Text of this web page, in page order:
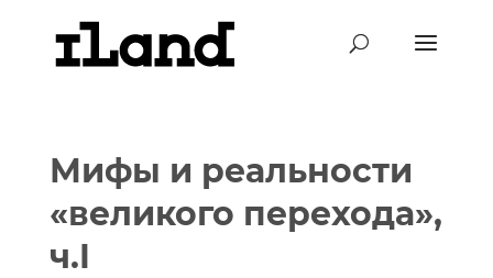
Мифы и реальности
«великого перехода»,
ч.I